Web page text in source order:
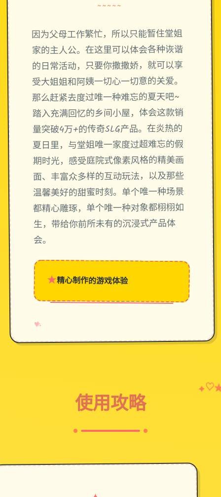
~~~~~
因为父母工作繁忙，所以只能暂住堂姐
家的主人公。在这里可以体会各种诙谐
的日常活动，只要你撒撒娇，就可以享
受大姐姐和阿姨一切心一切意的关爱。
那么赶紧去度过唯一种难忘的夏天吧~
踏入充满回忆的乡间小屋，体会这款销
量突破4万+的传奇SLG产品。在炎热的
夏日里，与堂姐唯一家度过超难忘的假
期时光，感受庭院式像素风格的精美画
面、丰富众多样的互动玩法，以及那些
温馨美好的甜蜜时刻。单个唯一种场景
都精心雕琢，单个唯一种对象都栩栩如
生，带给你前所未有的沉浸式产品体
会。
★精心制作的游戏体验
♥
✧
→
使用攻略
✦♡